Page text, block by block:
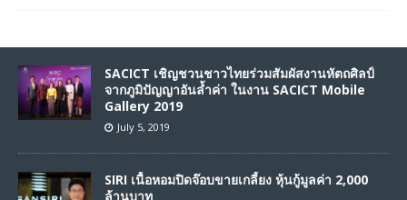
SACICT เชิญชวนชาวไทยร่วมสัมผัสงานหัตถศิลป์
จากภูมิปัญญาอันล้ำค่า ในงาน SACICT Mobile
Gallery 2019
July 5, 2019
SIRI เนื้อหอมปิดจ๊อบขายเกลี้ยง หุ้นกู้มูลค่า 2,000
ล้านบาท